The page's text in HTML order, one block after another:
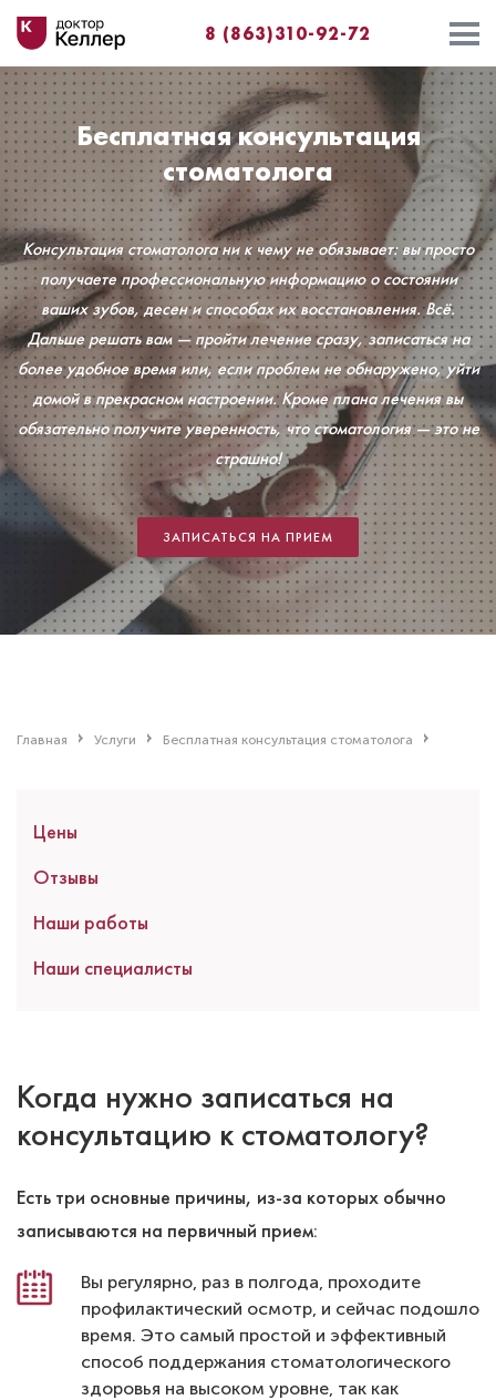
8 (863)310-92-72
Бесплатная консультация
стоматолога
Консультация стоматолога ни к чему не обязывает: вы просто
получаете профессиональную информацию о состоянии
ваших зубов, десен и способах их восстановления. Всё.
Дальше решать вам ― пройти лечение сразу, записаться на
более удобное время или, если проблем не обнаружено, уйти
домой в прекрасном настроении. Кроме плана лечения вы
обязательно получите уверенность, что стоматология ― это не
страшно!
ЗАПИСАТЬСЯ НА ПРИЕМ
Главная Услуги Бесплатная консультация стоматолога
Цены
Отзывы
Наши работы
Наши специалисты
Когда нужно записаться на
консультацию к стоматологу?
Есть три основные причины, из-за которых обычно
записываются на первичный прием:
Вы регулярно, раз в полгода, проходите
профилактический осмотр, и сейчас подошло
время. Это самый простой и эффективный
способ поддержания стоматологического
здоровья на высоком уровне, так как